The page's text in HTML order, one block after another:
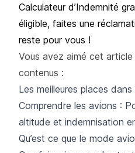
Calculateur d’Indemnité
éligible, faites une
reste pour vous !
Vous avez aimé cet
contenus :
Les meilleures places
Comprendre les avions :
altitude et indemnisation
Qu’est ce que le mode